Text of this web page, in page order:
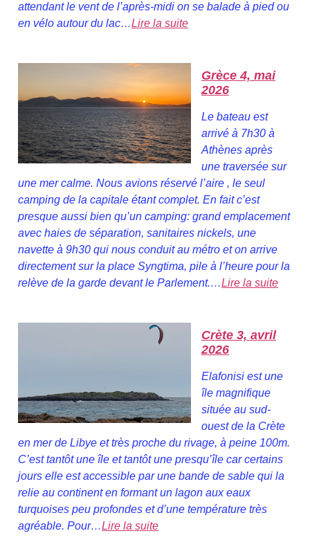
attendant le vent de l’après-midi on se balade à pied ou
en vélo autour du lac…Lire la suite
Grèce 4, mai
2026
Le bateau est
arrivé à 7h30 à
Athènes après
une traversée sur
une mer calme. Nous avions réservé l’aire , le seul
camping de la capitale étant complet. En fait c’est
presque aussi bien qu’un camping: grand emplacement
avec haies de séparation, sanitaires nickels, une
navette à 9h30 qui nous conduit au métro et on arrive
directement sur la place Syngtima, pile à l’heure pour la
relève de la garde devant le Parlement.…Lire la suite
Crète 3, avril
2026
Elafonisi est une
île magnifique
située au sud-
ouest de la Crète
en mer de Libye et très proche du rivage, à peine 100m.
C’est tantôt une île et tantôt une presqu’île car certains
jours elle est accessible par une bande de sable qui la
relie au continent en formant un lagon aux eaux
turquoises peu profondes et d’une température très
agréable. Pour…Lire la suite